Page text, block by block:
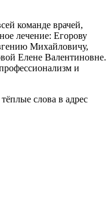
команде врачей,
лечение: Егорову
Михайловичу,
Елене Валентиновне.
и
слова в адрес